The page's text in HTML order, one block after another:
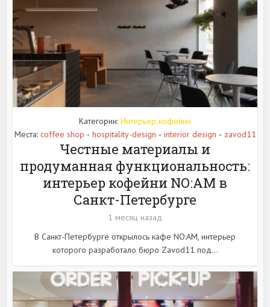
Категории: Интерьер кофейни
Места: coffee shop • hospitality-design • interior design • zavod11
Честные материалы и
продуманная функциональность:
интерьер кофейни NO:AM в
Санкт-Петербурге
1 месяц назад
В Санкт-Петербурге открылось кафе NO:AM, интерьер
которого разработало бюро Zavod11 под...